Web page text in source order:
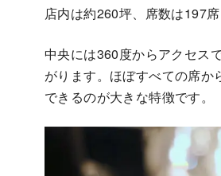
店内は約260坪、席数は197
中央には360度からアクセス
がります。ほぼすべての席か
できるのが大きな特徴です。